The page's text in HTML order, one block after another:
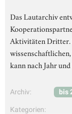
Das Lautarchiv
Aktivitäten Dritter.
kann nach Jahr
Archiv: bis
Kategorien: